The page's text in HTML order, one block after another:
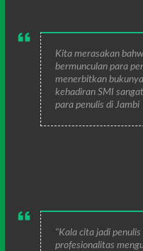
Kita merasakan
bermunculan para
menerbitkan
kehadiran SMI
para penulis di Jambi
"Kala cita jadi
profesionalitas